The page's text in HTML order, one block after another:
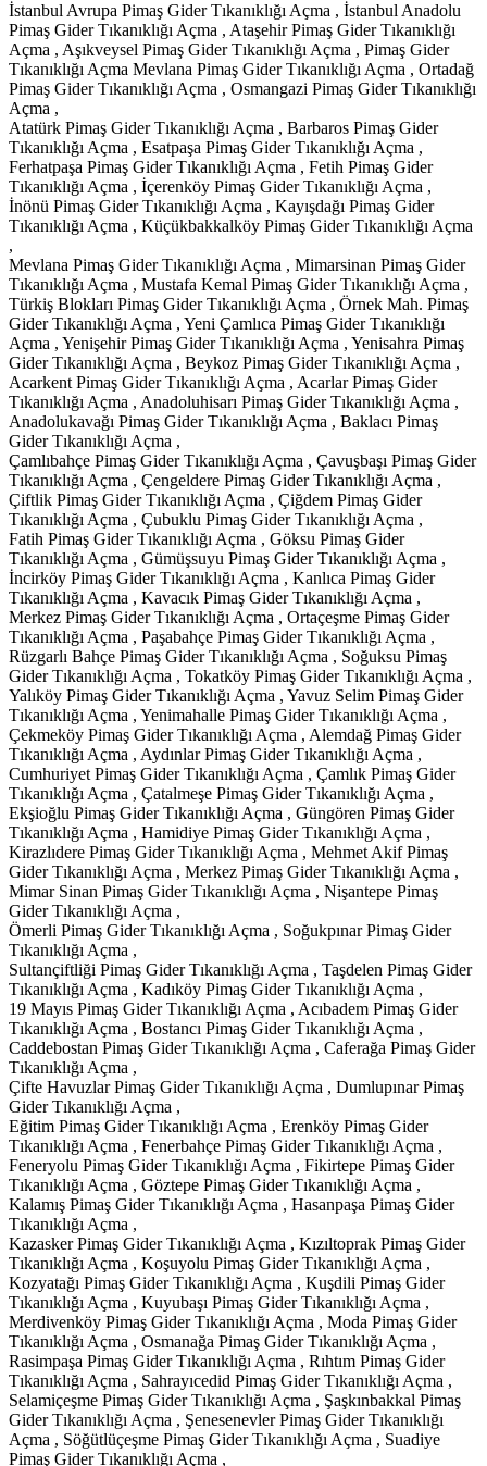
İstanbul Avrupa Pimaş Gider Tıkanıklığı Açma , İstanbul Anadolu
Pimaş Gider Tıkanıklığı Açma , Ataşehir Pimaş Gider Tıkanıklığı
Açma , Aşıkveysel Pimaş Gider Tıkanıklığı Açma , Pimaş Gider
Tıkanıklığı Açma Mevlana Pimaş Gider Tıkanıklığı Açma , Ortadağ
Pimaş Gider Tıkanıklığı Açma , Osmangazi Pimaş Gider Tıkanıklığı
Açma ,
Atatürk Pimaş Gider Tıkanıklığı Açma , Barbaros Pimaş Gider
Tıkanıklığı Açma , Esatpaşa Pimaş Gider Tıkanıklığı Açma ,
Ferhatpaşa Pimaş Gider Tıkanıklığı Açma , Fetih Pimaş Gider
Tıkanıklığı Açma , İçerenköy Pimaş Gider Tıkanıklığı Açma ,
İnönü Pimaş Gider Tıkanıklığı Açma , Kayışdağı Pimaş Gider
Tıkanıklığı Açma , Küçükbakkalköy Pimaş Gider Tıkanıklığı Açma
,
Mevlana Pimaş Gider Tıkanıklığı Açma , Mimarsinan Pimaş Gider
Tıkanıklığı Açma , Mustafa Kemal Pimaş Gider Tıkanıklığı Açma ,
Türkiş Blokları Pimaş Gider Tıkanıklığı Açma , Örnek Mah. Pimaş
Gider Tıkanıklığı Açma , Yeni Çamlıca Pimaş Gider Tıkanıklığı
Açma , Yenişehir Pimaş Gider Tıkanıklığı Açma , Yenisahra Pimaş
Gider Tıkanıklığı Açma , Beykoz Pimaş Gider Tıkanıklığı Açma ,
Acarkent Pimaş Gider Tıkanıklığı Açma , Acarlar Pimaş Gider
Tıkanıklığı Açma , Anadoluhisarı Pimaş Gider Tıkanıklığı Açma ,
Anadolukavağı Pimaş Gider Tıkanıklığı Açma , Baklacı Pimaş
Gider Tıkanıklığı Açma ,
Çamlıbahçe Pimaş Gider Tıkanıklığı Açma , Çavuşbaşı Pimaş Gider
Tıkanıklığı Açma , Çengeldere Pimaş Gider Tıkanıklığı Açma ,
Çiftlik Pimaş Gider Tıkanıklığı Açma , Çiğdem Pimaş Gider
Tıkanıklığı Açma , Çubuklu Pimaş Gider Tıkanıklığı Açma ,
Fatih Pimaş Gider Tıkanıklığı Açma , Göksu Pimaş Gider
Tıkanıklığı Açma , Gümüşsuyu Pimaş Gider Tıkanıklığı Açma ,
İncirköy Pimaş Gider Tıkanıklığı Açma , Kanlıca Pimaş Gider
Tıkanıklığı Açma , Kavacık Pimaş Gider Tıkanıklığı Açma ,
Merkez Pimaş Gider Tıkanıklığı Açma , Ortaçeşme Pimaş Gider
Tıkanıklığı Açma , Paşabahçe Pimaş Gider Tıkanıklığı Açma ,
Rüzgarlı Bahçe Pimaş Gider Tıkanıklığı Açma , Soğuksu Pimaş
Gider Tıkanıklığı Açma , Tokatköy Pimaş Gider Tıkanıklığı Açma ,
Yalıköy Pimaş Gider Tıkanıklığı Açma , Yavuz Selim Pimaş Gider
Tıkanıklığı Açma , Yenimahalle Pimaş Gider Tıkanıklığı Açma ,
Çekmeköy Pimaş Gider Tıkanıklığı Açma , Alemdağ Pimaş Gider
Tıkanıklığı Açma , Aydınlar Pimaş Gider Tıkanıklığı Açma ,
Cumhuriyet Pimaş Gider Tıkanıklığı Açma , Çamlık Pimaş Gider
Tıkanıklığı Açma , Çatalmeşe Pimaş Gider Tıkanıklığı Açma ,
Ekşioğlu Pimaş Gider Tıkanıklığı Açma , Güngören Pimaş Gider
Tıkanıklığı Açma , Hamidiye Pimaş Gider Tıkanıklığı Açma ,
Kirazlıdere Pimaş Gider Tıkanıklığı Açma , Mehmet Akif Pimaş
Gider Tıkanıklığı Açma , Merkez Pimaş Gider Tıkanıklığı Açma ,
Mimar Sinan Pimaş Gider Tıkanıklığı Açma , Nişantepe Pimaş
Gider Tıkanıklığı Açma ,
Ömerli Pimaş Gider Tıkanıklığı Açma , Soğukpınar Pimaş Gider
Tıkanıklığı Açma ,
Sultançiftliği Pimaş Gider Tıkanıklığı Açma , Taşdelen Pimaş Gider
Tıkanıklığı Açma , Kadıköy Pimaş Gider Tıkanıklığı Açma ,
19 Mayıs Pimaş Gider Tıkanıklığı Açma , Acıbadem Pimaş Gider
Tıkanıklığı Açma , Bostancı Pimaş Gider Tıkanıklığı Açma ,
Caddebostan Pimaş Gider Tıkanıklığı Açma , Caferağa Pimaş Gider
Tıkanıklığı Açma ,
Çifte Havuzlar Pimaş Gider Tıkanıklığı Açma , Dumlupınar Pimaş
Gider Tıkanıklığı Açma ,
Eğitim Pimaş Gider Tıkanıklığı Açma , Erenköy Pimaş Gider
Tıkanıklığı Açma , Fenerbahçe Pimaş Gider Tıkanıklığı Açma ,
Feneryolu Pimaş Gider Tıkanıklığı Açma , Fikirtepe Pimaş Gider
Tıkanıklığı Açma , Göztepe Pimaş Gider Tıkanıklığı Açma ,
Kalamış Pimaş Gider Tıkanıklığı Açma , Hasanpaşa Pimaş Gider
Tıkanıklığı Açma ,
Kazasker Pimaş Gider Tıkanıklığı Açma , Kızıltoprak Pimaş Gider
Tıkanıklığı Açma , Koşuyolu Pimaş Gider Tıkanıklığı Açma ,
Kozyatağı Pimaş Gider Tıkanıklığı Açma , Kuşdili Pimaş Gider
Tıkanıklığı Açma , Kuyubaşı Pimaş Gider Tıkanıklığı Açma ,
Merdivenköy Pimaş Gider Tıkanıklığı Açma , Moda Pimaş Gider
Tıkanıklığı Açma , Osmanağa Pimaş Gider Tıkanıklığı Açma ,
Rasimpaşa Pimaş Gider Tıkanıklığı Açma , Rıhtım Pimaş Gider
Tıkanıklığı Açma , Sahrayıcedid Pimaş Gider Tıkanıklığı Açma ,
Selamiçeşme Pimaş Gider Tıkanıklığı Açma , Şaşkınbakkal Pimaş
Gider Tıkanıklığı Açma , Şenesenevler Pimaş Gider Tıkanıklığı
Açma , Söğütlüçeşme Pimaş Gider Tıkanıklığı Açma , Suadiye
Pimaş Gider Tıkanıklığı Açma ,